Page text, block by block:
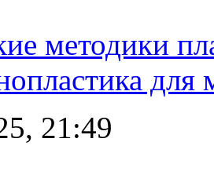
методики
для
21:49